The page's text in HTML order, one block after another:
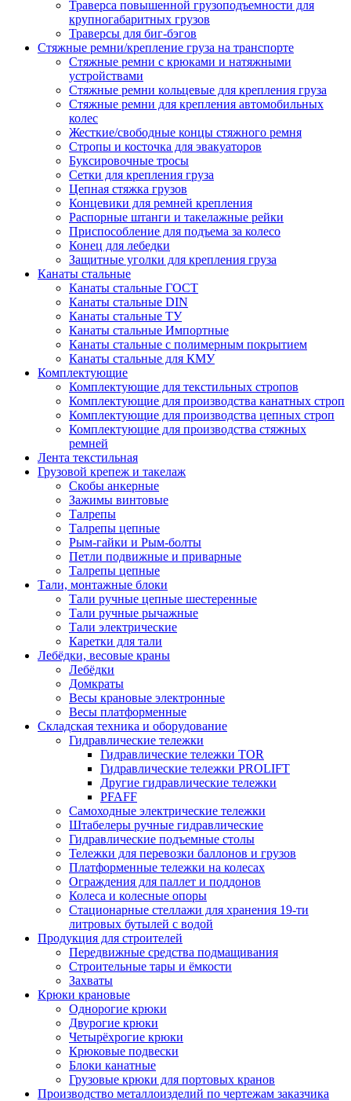
Траверса повышенной грузоподъемности для
крупногабаритных грузов
Траверсы для биг-бэгов
Стяжные ремни/крепление груза на транспорте
Стяжные ремни с крюками и натяжными
устройствами
Стяжные ремни кольцевые для крепления груза
Стяжные ремни для крепления автомобильных
колес
Жесткие/свободные концы стяжного ремня
Стропы и косточка для эвакуаторов
Буксировочные тросы
Сетки для крепления груза
Цепная стяжка грузов
Концевики для ремней крепления
Распорные штанги и такелажные рейки
Приспособление для подъема за колесо
Конец для лебедки
Защитные уголки для крепления груза
Канаты стальные
Канаты стальные ГОСТ
Канаты стальные DIN
Канаты стальные ТУ
Канаты стальные Импортные
Канаты стальные с полимерным покрытием
Канаты стальные для КМУ
Комплектующие
Комплектующие для текстильных стропов
Комплектующие для производства канатных строп
Комплектующие для производства цепных строп
Комплектующие для производства стяжных
ремней
Лента текстильная
Грузовой крепеж и такелаж
Скобы анкерные
Зажимы винтовые
Талрепы
Талрепы цепные
Рым-гайки и Рым-болты
Петли подвижные и приварные
Талрепы цепные
Тали, монтажные блоки
Тали ручные цепные шестеренные
Тали ручные рычажные
Тали электрические
Каретки для тали
Лебёдки, весовые краны
Лебёдки
Домкраты
Весы крановые электронные
Весы платформенные
Складская техника и оборудование
Гидравлические тележки
Гидравлические тележки TOR
Гидравлические тележки PROLIFT
Другие гидравлические тележки
PFAFF
Самоходные электрические тележки
Штабелеры ручные гидравлические
Гидравлические подъемные столы
Тележки для перевозки баллонов и грузов
Платформенные тележки на колесах
Ограждения для паллет и поддонов
Колеса и колесные опоры
Стационарные стеллажи для хранения 19-ти
литровых бутылей с водой
Продукция для строителей
Передвижные средства подмащивания
Строительные тары и ёмкости
Захваты
Крюки крановые
Однорогие крюки
Двурогие крюки
Четырёхрогие крюки
Крюковые подвески
Блоки канатные
Грузовые крюки для портовых кранов
Производство металлоизделий по чертежам заказчика